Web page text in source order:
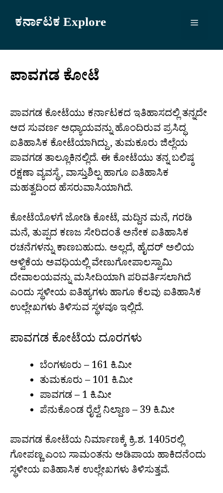
ಕರ್ನಾಟಕ Explore Menu
ಪಾವಗಡ ಕೋಟೆ
ಪಾವಗಡ ಕೋಟೆಯು ಕರ್ನಾಟಕದ ಇತಿಹಾಸದಲ್ಲಿ ತನ್ನದೇ
ಆದ ಸುವರ್ಣ ಅಧ್ಯಾಯವನ್ನು ಹೊಂದಿರುವ ಪ್ರಸಿದ್ಧ
ಐತಿಹಾಸಿಕ ಕೋಟೆಯಾಗಿದ್ದು, ತುಮಕೂರು ಜಿಲ್ಲೆಯ
ಪಾವಗಡ ತಾಲ್ಲೂಕಿನಲ್ಲಿದೆ. ಈ ಕೋಟೆಯು ತನ್ನ ಬಲಿಷ್ಠ
ರಕ್ಷಣಾ ವ್ಯವಸ್ಥೆ, ವಾಸ್ತುಶಿಲ್ಪ ಹಾಗೂ ಐತಿಹಾಸಿಕ
ಮಹತ್ವದಿಂದ ಹೆಸರುವಾಸಿಯಾಗಿದೆ.
ಕೋಟೆಯೊಳಗೆ ಜೋಡಿ ಕೋಟೆ, ಮದ್ದಿನ ಮನೆ, ಗರಡಿ
ಮನೆ, ತುಪ್ಪದ ಕಣಜ ಸೇರಿದಂತೆ ಅನೇಕ ಐತಿಹಾಸಿಕ
ರಚನೆಗಳನ್ನು ಕಾಣಬಹುದು. ಅಲ್ಲದೆ, ಹೈದರ್ ಅಲಿಯ
ಆಳ್ವಿಕೆಯ ಅವಧಿಯಲ್ಲಿ ವೇಣುಗೋಪಾಲಸ್ವಾಮಿ
ದೇವಾಲಯವನ್ನು ಮಸೀದಿಯಾಗಿ ಪರಿವರ್ತಿಸಲಾಗಿದೆ
ಎಂದು ಸ್ಥಳೀಯ ಐತಿಹ್ಯಗಳು ಹಾಗೂ ಕೆಲವು ಐತಿಹಾಸಿಕ
ಉಲ್ಲೇಖಗಳು ತಿಳಿಸುವ ಸ್ಥಳವೂ ಇಲ್ಲಿದೆ.
ಪಾವಗಡ ಕೋಟೆಯ ದೂರಗಳು
ಬೆಂಗಳೂರು – 161 ಕಿ.ಮೀ
ತುಮಕೂರು – 101 ಕಿ.ಮೀ
ಪಾವಗಡ – 1 ಕಿ.ಮೀ
ಪೆನುಕೊಂಡ ರೈಲ್ವೆ ನಿಲ್ದಾಣ – 39 ಕಿ.ಮೀ
ಪಾವಗಡ ಕೋಟೆಯ ನಿರ್ಮಾಣಕ್ಕೆ ಕ್ರಿ.ಶ. 1405ರಲ್ಲಿ
ಗೋಪಣ್ಣ ಎಂಬ ಸಾಮಂತನು ಅಡಿಪಾಯ ಹಾಕಿದನೆಂದು
ಸ್ಥಳೀಯ ಐತಿಹಾಸಿಕ ಉಲ್ಲೇಖಗಳು ತಿಳಿಸುತ್ತವೆ.